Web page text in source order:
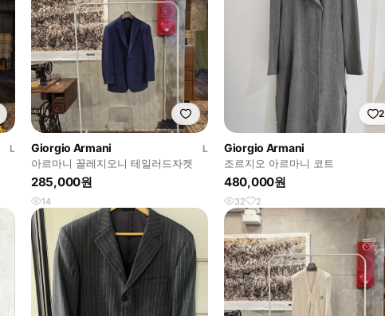
L
Giorgio Armani
L
아르마니 꼴레지오니 테일러드자켓
285,000원
14
2
Giorgio Armani
조르지오 아르마니 코트
480,000원
32 2